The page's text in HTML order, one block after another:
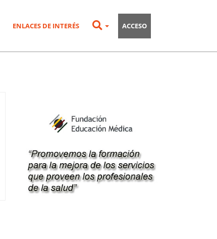
ENLACES DE INTERÉS ACCESO